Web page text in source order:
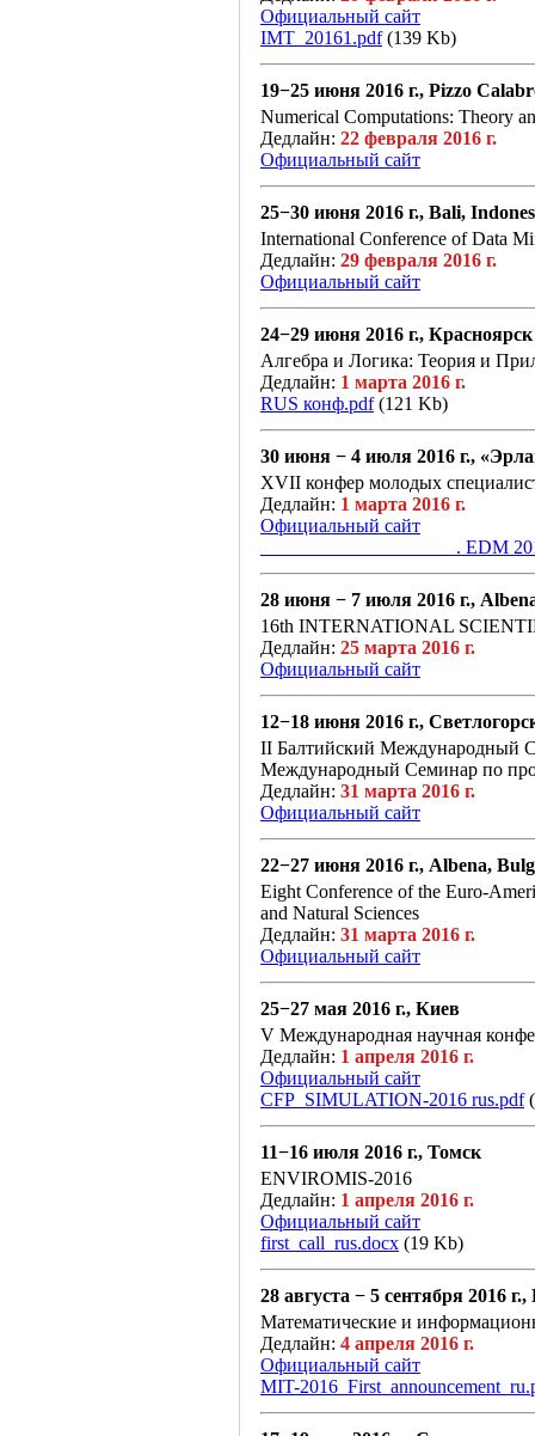
Официальный сайт
IMT_20161.pdf(139 Kb)
19−25 июня 2016 г., Pizzo
Numerical Computations: Theory
Дедлайн: 22 февраля 2016 г.
Официальный сайт
25−30 июня 2016 г., Bali,
International Conference of Data
Дедлайн: 29 февраля 2016 г.
Официальный сайт
24−29 июня 2016 г., Красноярск
Алгебра и Логика: Теория и
Дедлайн: 1 марта 2016 г.
RUS конф.pdf(121 Kb)
30 июня − 4 июля 2016 г.,
XVII конфер молодых
Дедлайн: 1 марта 2016 г.
Официальный сайт
______________ ______. EDM
28 июня − 7 июля 2016 г.,
16th INTERNATIONAL
Дедлайн: 25 марта 2016 г.
Официальный сайт
12−18 июня 2016 г.,
II Балтийский Международный
Международный Семинар по
Дедлайн: 31 марта 2016 г.
Официальный сайт
22−27 июня 2016 г., Albena,
Eight Conference of the Euro-
and Natural Sciences
Дедлайн: 31 марта 2016 г.
Официальный сайт
25−27 мая 2016 г., Киев
V Международная научная
Дедлайн: 1 апреля 2016 г.
Официальный сайт
CFP_SIMULATION-2016 rus.pdf
11−16 июля 2016 г., Томск
ENVIROMIS-2016
Дедлайн: 1 апреля 2016 г.
Официальный сайт
first_call_rus.docx (19 Kb)
28 августа − 5 сентября 2016
Математические и
Дедлайн: 4 апреля 2016 г.
Официальный сайт
MIT-